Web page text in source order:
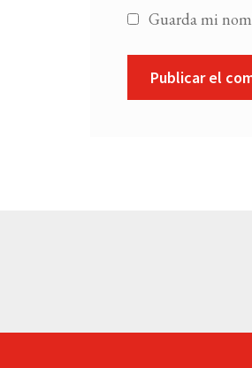
Guarda mi